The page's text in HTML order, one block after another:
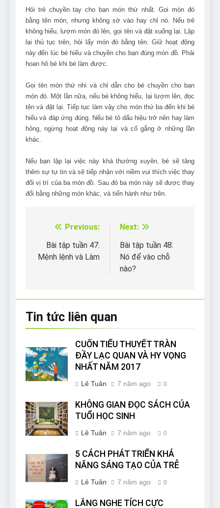
Hỏi trẻ chuyền tay cho bạn món thứ nhất. Gọi món đó
bằng tên món, nhưng không sờ vào hay chỉ nó. Nếu trẻ
không hiểu, lượm món đó lên, gọi tên và đặt xuống lại. Lặp
lại thủ tục trên, hỏi lấy món đó bằng tên. Giữ hoạt động
này đến lúc bé hiểu và chuyền cho bạn đúng món đồ. Phải
hoan hô bé khi bé làm được.
Gọi tên món thứ nhì và chỉ dẫn cho bé chuyền cho bạn
món đó. Một lần nữa, nếu bé không hiểu, lại lượm lên, đọc
tên và đặt lại. Tiếp tục làm vậy cho món thứ ba đến khi bé
hiểu và đáp ứng đúng. Nếu bé tỏ dấu hiệu trở nên hay làm
hỏng, ngừng hoạt động này lại và cố gắng ở những lần
khác.
Nếu bạn lặp lại việc này khá thường xuyên, bé sẽ tăng
thêm sự tự tin và sẽ tiếp nhận với niềm vui thích việc thay
đổi vị trí của ba món đồ. Sau đó ba món này sẽ được thay
đổi bằng những món khác, và tiến hành như trên.
Điều
hướng
bài
Previous:
Bài tập tuần 47:
Mệnh lệnh và Làm
Next:
Bài tập tuần 48:
Nó để vào chỗ
nào?
Tin tức liên quan
CUỐN TIỂU THUYẾT TRÀN
ĐẦY LẠC QUAN VÀ HY VỌNG
NHẤT NĂM 2017
Lê Tuân 7 năm ago 0
KHÔNG GIAN ĐỌC SÁCH CỦA
TUỔI HỌC SINH
Lê Tuân 7 năm ago 0
5 CÁCH PHÁT TRIỂN KHẢ
NĂNG SÁNG TẠO CỦA TRẺ
Lê Tuân 7 năm ago 0
LẮNG NGHE TÍCH CỰC